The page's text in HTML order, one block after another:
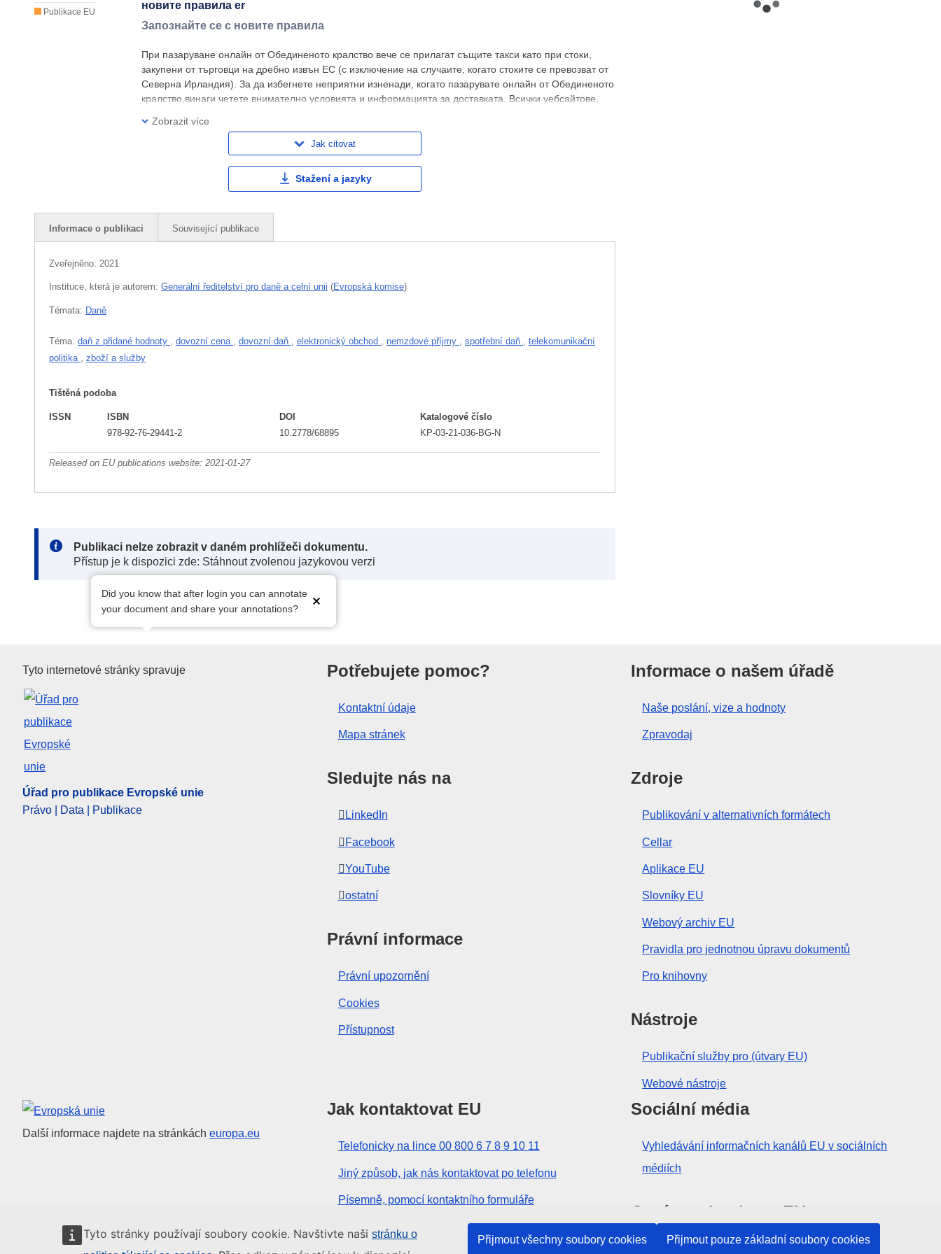
Tyto stránky používají soubory cookie. Navštivte naši stránku o
Přijmout všechny soubory cookies Přijmout pouze základní soubory cookies
Publikace EU
новите правила er
Запознайте се с новите правила
При пазаруване онлайн от Обединеното кралство вече се прилагат същите такси като при стоки,
закупени от търговци на дребно извън ЕС (с изключение на случаите, когато стоките се превозват от
Северна Ирландия). За да избегнете неприятни изненади, когато пазарувате онлайн от Обединеното
кралство,винаги четете внимателно условията и информацията за доставката. Всички уебсайтове,
Zobrazit více
Jak citovat
Stažení a jazyky
Informace o publikaci Související publikace
Zveřejněno: 2021
Instituce, která je autorem: Generální ředitelství pro daně a celní unii (Evropská komise)
Témata: Daně
Téma: daň z přidané hodnoty dovozní cena dovozní daň elektronický obchod nemzdové příjmy spotřební daň
telekomunikační
politika
zboží a služby
Tištěná podoba
ISSN
ISBN
978-92-76-29441-2
DOI
10.2778/68895
Katalogové číslo
KP-03-21-036-BG-N
Released on EU publications website: 2021-01-27
Note:
Publikaci nelze zobrazit v daném prohlížeči dokumentu.
Přístup je k dispozici zde: Stáhnout zvolenou jazykovou verzi
Did you know that after login you can annotate
your document and share your annotations?
Úřad pro publikace Evropské unie
Tyto internetové stránky spravuje
Úřad pro publikace Evropské unie
Právo | Data | Publikace
Potřebujete pomoc?
Kontaktní údaje
Mapa stránek
Sledujte nás na
LinkedIn
Facebook
YouTube
ostatní
Právní informace
Právní upozornění
Cookies
Přístupnost
Informace o našem úřadě
Naše poslání, vize a hodnoty
Zpravodaj
Zdroje
Publikování v alternativních formátech
Cellar
Aplikace EU
Slovníky EU
Webový archiv EU
Pravidla pro jednotnou úpravu dokumentů
Pro knihovny
Nástroje
Publikační služby pro (útvary EU)
Webové nástroje
Evropská unie
Další informace najdete na stránkách europa.eu
Jak kontaktovat EU
Telefonicky na lince 00 800 6 7 8 9 10 11
Jiný způsob, jak nás kontaktovat po telefonu
Písemně, pomocí kontaktního formuláře
Osobně, v kontaktním místě EU
Sociální média
Vyhledávání informačních kanálů EU v sociálních
médiích
Orgány a instituce EU
Vyhledávání orgánů a institucí EU